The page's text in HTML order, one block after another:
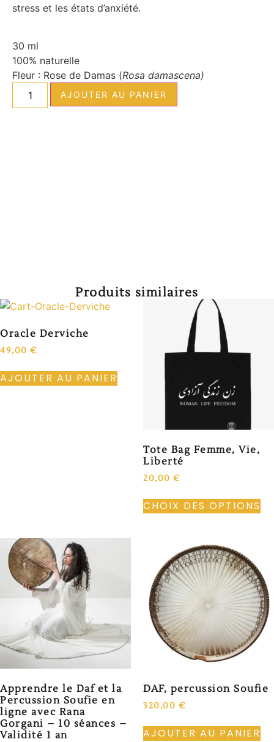
stress et les états d’anxiété.
30 ml
100% naturelle
Fleur : Rose de Damas (Rosa damascena)
AJOUTER AU PANIER
Produits similaires
Oracle Derviche
49,00 €
AJOUTER AU PANIER
Tote Bag Femme, Vie,
Liberté
20,00 €
CHOIX DES OPTIONS
Apprendre le Daf et la
Percussion Soufie en
ligne avec Rana
Gorgani – 10 séances –
Validité 1 an
DAF, percussion Soufie
320,00 €
AJOUTER AU PANIER